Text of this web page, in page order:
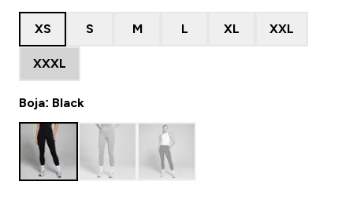
XS S M L XL XXL
XXXL
Boja: Black